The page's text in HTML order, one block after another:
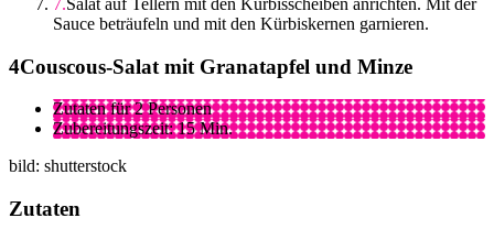
Salat auf Tellern mit den Kürbisscheiben anrichten. Mit der
Sauce beträufeln und mit den Kürbiskernen garnieren.
Couscous-Salat mit Granatapfel und Minze
Zutaten für 2 Personen
Zubereitungszeit: 15 Min.
bild: shutterstock
Zutaten